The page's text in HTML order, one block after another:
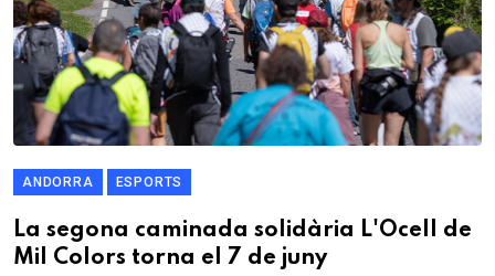
ANDORRA ESPORTS
La segona caminada solidària L'Ocell de
Mil Colors torna el 7 de juny